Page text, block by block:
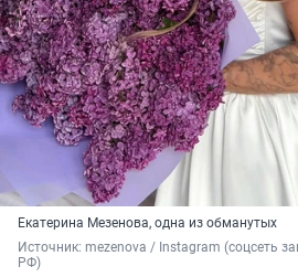
Екатерина Мезенова, одна из обманутых
Источник: mezenova / Instagram (соцсеть
РФ)